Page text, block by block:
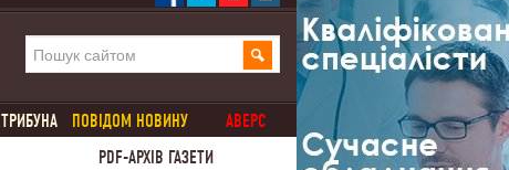
ТРИБУНА ПОВІДОМ НОВИНУ
АВЕРС
PDF-АРХІВ ГАЗЕТИ